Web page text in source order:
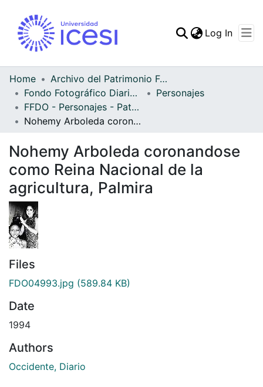
Statistics
Log In
Home
Archivo del Patrimonio Fotográfico y Fílmico del Valle del Cauca
Fondo Fotográfico Diario Occidente
Personajes
FFDO - Personajes - Patrimonial
Nohemy Arboleda coronandose como Reina Nacional de la agricultura, Palmira
Nohemy Arboleda coronandose
como Reina Nacional de la
agricultura, Palmira
Files
FDO04993.jpg (589.84 KB)
Date
1994
Authors
Occidente, Diario